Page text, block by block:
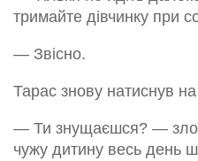
тримайте дівчинку при
— Звісно.
Тарас знову натиснув
— Ти знущаєшся? — зло
чужу дитину весь день